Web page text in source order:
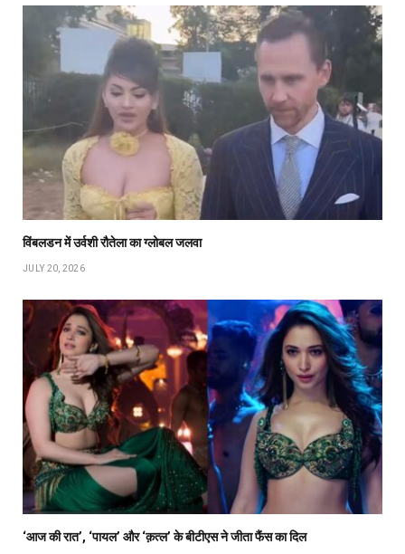
विंबलडन में उर्वशी रौतेला का ग्लोबल जलवा
JULY 20, 2026
‘आज की रात’, ‘पायल’ और ‘क़त्ल’ के बीटीएस ने जीता फैंस का दिल